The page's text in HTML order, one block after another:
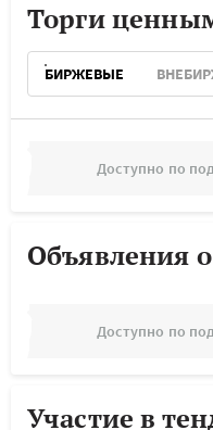
Торги
БИРЖЕВЫЕ
Доступно по
Объявления
Доступно по
Участие в